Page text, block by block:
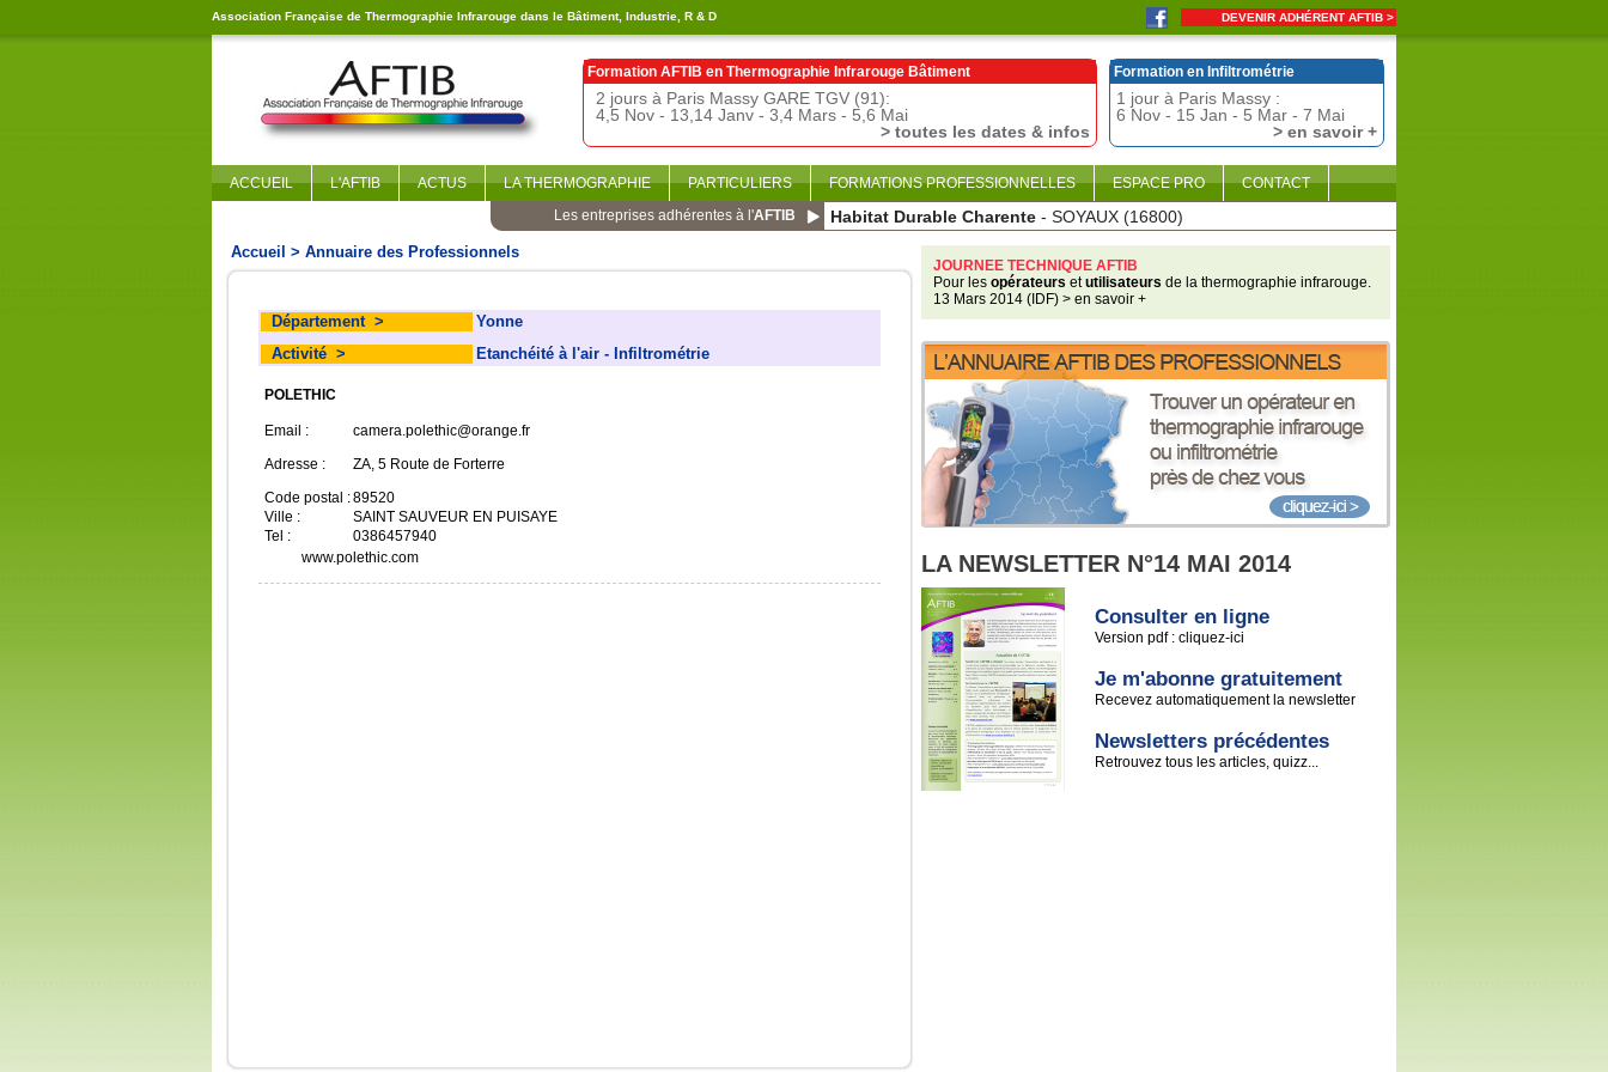
Association Française de Thermographie Infrarouge dans le Bâtiment, Industrie, R & D DEVENIR ADHÉRENT AFTIB >
Formation AFTIB en Thermographie Infrarouge Bâtiment
2 jours à Paris Massy GARE TGV (91):
4,5 Nov - 13,14 Janv - 3,4 Mars - 5,6 Mai
> toutes les dates & infos
Formation en Infiltrométrie
1 jour à Paris Massy :
6 Nov - 15 Jan - 5 Mar - 7 Mai
> en savoir +
ACCUEIL L'AFTIB ACTUS LA THERMOGRAPHIE PARTICULIERS FORMATIONS PROFESSIONNELLES ESPACE PRO
CONTACT
Les entreprises adhérentes à l'AFTIB Habitat Durable Charente - SOYAUX (16800)
Accueil > Annuaire des Professionnels
Département >
Yonne
Activité > Etanchéité à l'air - Infiltrométrie
POLETHIC
Email :
camera.polethic@orange.fr
Adresse :
ZA, 5 Route de Forterre
Code postal :89520
Ville :
SAINT SAUVEUR EN PUISAYE
Tel :
0386457940
www.polethic.com
JOURNEE TECHNIQUE AFTIB
Pour les opérateurs etutilisateurs de la thermographie infrarouge.
13 Mars 2014 (IDF) > en savoir +
LA NEWSLETTER N°14 MAI 2014
Consulter en ligne
Version pdf : cliquez-ici
Je m'abonne gratuitement
Recevez automatiquement la newsletter
Newsletters précédentes
Retrouvez tous les articles, quizz...